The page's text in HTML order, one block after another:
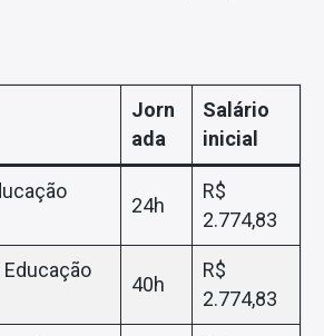
Jorn
ada
Salário
inicial
24h
R$
2.774,83
40h
R$
2.774,83